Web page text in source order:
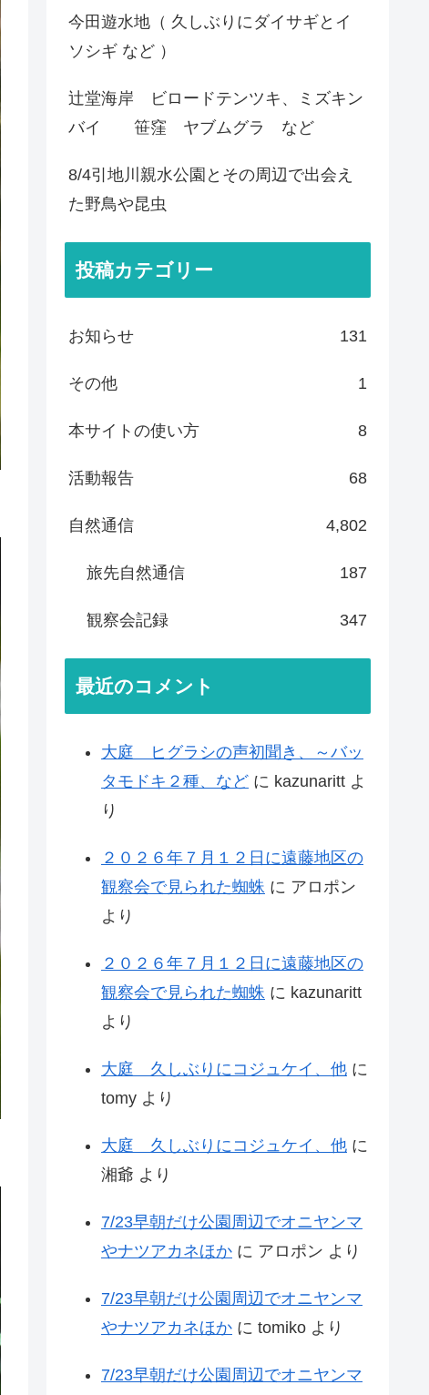
今田遊水地（ 久しぶりにダイサギとイ
ソシギ など ）
辻堂海岸 ビロードテンツキ、ミズキン
バイ 笹窪 ヤブムグラ など
8/4引地川親水公園とその周辺で出会え
た野鳥や昆虫
投稿カテゴリー
お知らせ 131
その他 1
本サイトの使い方 8
活動報告 68
自然通信 4,802
旅先自然通信 187
観察会記録 347
最近のコメント
大庭 ヒグラシの声初聞き、～バッ
タモドキ２種、など に kazunaritt よ
り
２０２６年７月１２日に遠藤地区の
観察会で見られた蜘蛛 に アロポン
より
２０２６年７月１２日に遠藤地区の
観察会で見られた蜘蛛 に kazunaritt
より
大庭 久しぶりにコジュケイ、他 に
tomy より
大庭 久しぶりにコジュケイ、他 に
湘爺 より
7/23早朝だけ公園周辺でオニヤンマ
やナツアカネほか に アロポン より
7/23早朝だけ公園周辺でオニヤンマ
やナツアカネほか に tomiko より
7/23早朝だけ公園周辺でオニヤンマ